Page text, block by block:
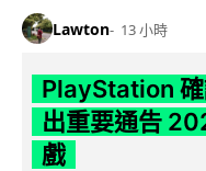
Lawton 13 小時
PlayStation
出重要通告
戲